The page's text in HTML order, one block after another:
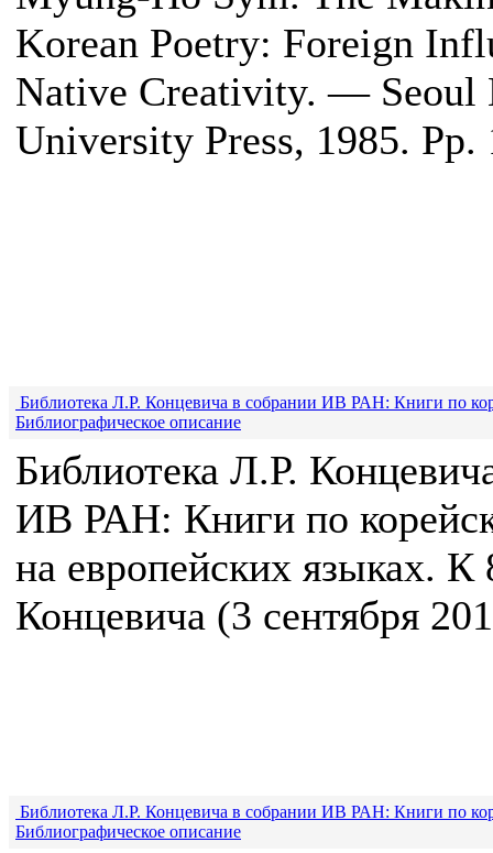
Korean Poetry: Foreign
Native Creativity. — Seoul
University Press, 1985. Pp.
Библиотека Л.Р. Концевича в собрании ИВ РАН: Книги по
Библиографическое описание
Библиотека Л.Р.
ИВ РАН: Книги по
на европейских языках.
Концевича (3 сентября
Библиотека Л.Р. Концевича в собрании ИВ РАН: Книги по
Библиографическое описание